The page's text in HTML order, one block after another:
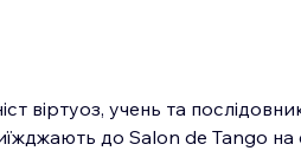
віртуоз, учень та
до Salon de Tango на